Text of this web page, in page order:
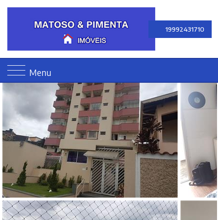
19992431710
Menu